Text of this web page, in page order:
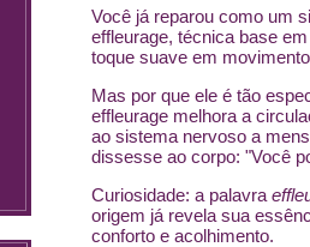
Você já reparou como um
effleurage, técnica base
toque suave em
Mas por que ele é tão
effleurage melhora a
ao sistema nervoso a
dissesse ao corpo: "Você
Curiosidade: a palavra
origem já revela sua
conforto e acolhimento.